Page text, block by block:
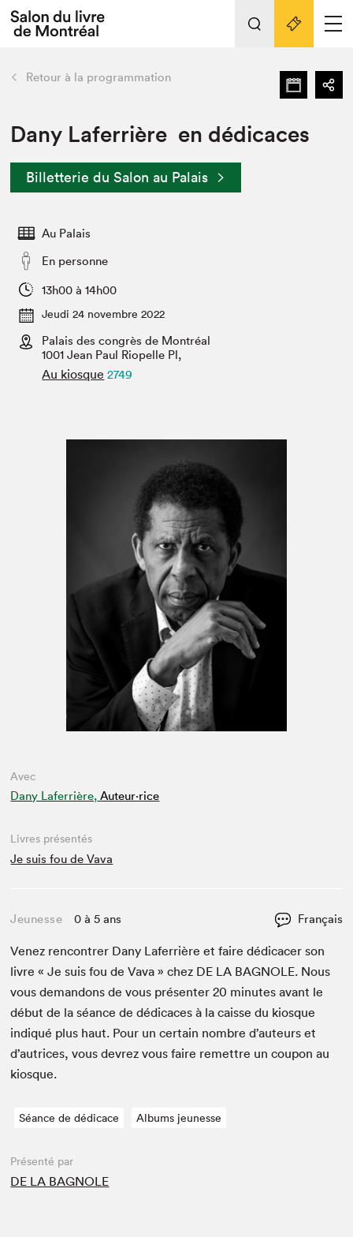
Espace exposant⋅e⋅s
Espace enseignant·e·s
Espace médias
L'événement
Préparer sa visite au Salon
Actualités
SLM PRO
retour Nos activités
Préparer sa visite
Salon dans la ville et en ligne
Projets partenaires
Liens pratiques
Retour à la programmation
Dany Laferrière en dédicaces
Billetterie du Salon au Palais
Au Palais
En personne
13h00 à 14h00
Jeudi 24 novembre 2022
Palais des congrès de Montréal
1001 Jean Paul Riopelle Pl,
Au kiosque 2749
Avec
Dany Laferrière, Auteur·rice
Livres présentés
Je suis fou de Vava
Jeunesse 0 à 5 ans Français
Venez ren­con­tr­er Dany Lafer­rière et faire dédi­cac­er son
livre « Je suis fou de Vava » chez DE LA BAG­NOLE. Nous
vous deman­dons de vous présen­ter20 min­utes avant le
début de la séance de dédi­caces à la caisse du kiosque
indiqué plus haut. Pour un cer­tain nom­bre d’auteurs et
d’autrices, vous devrez vous faire remet­tre un coupon au
kiosque.
Séance de dédicace Albums jeunesse
Présenté par
DE LA BAGNOLE